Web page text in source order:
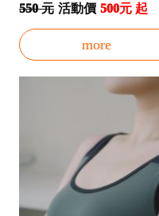
550 元 活動價 500元 起
more